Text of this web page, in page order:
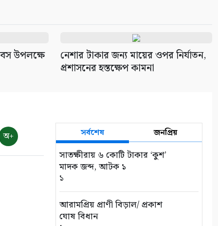
উপলক্ষে
নেশার টাকার জন্য মায়ের ওপর নির্যাতন,
প্রশাসনের হস্তক্ষেপ কামনা
অ+ সর্বশেষ জনপ্রিয়
সাতক্ষীরায় ৬ কোটি টাকার ‘কুশ’
মাদক জব্দ, আটক ১
১
আরামপ্রিয় প্রাণী বিড়াল/ প্রকাশ
ঘোষ বিধান